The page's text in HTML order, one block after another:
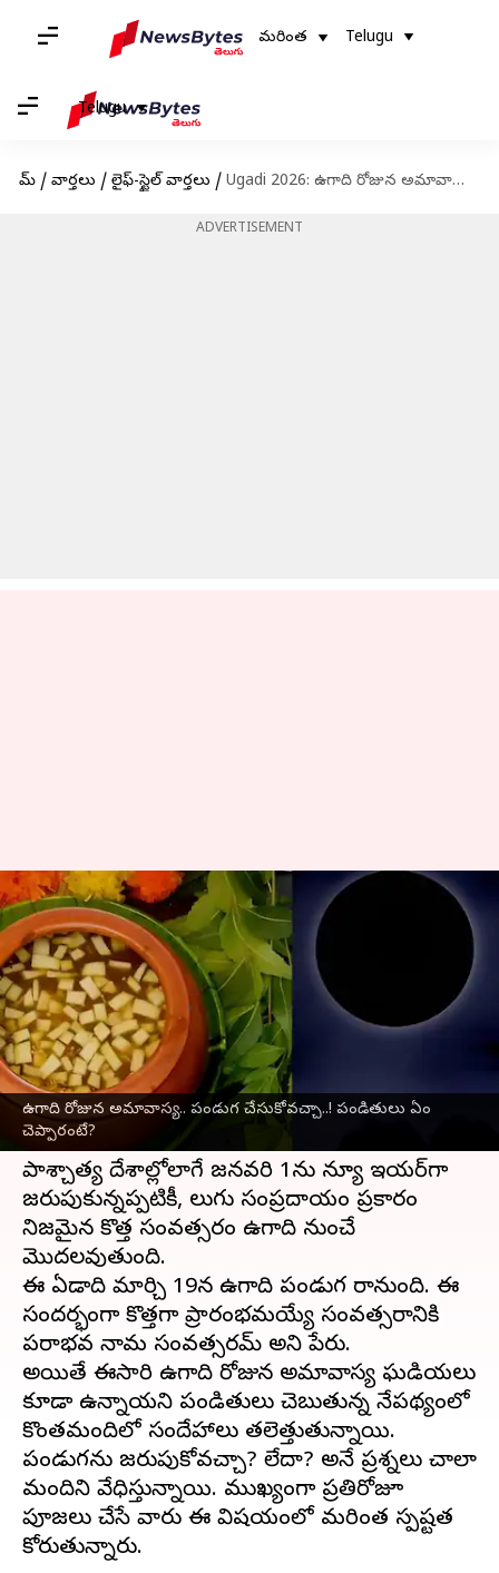
మరింత Telugu
Telugu
హోమ్ / వార్తలు / లైఫ్-స్టైల్ వార్తలు / Ugadi 2026: ఉగాది రోజున అమావాస్య.. పండుగ చేసుకోవచ్చా..! పండితులు ఏం చెప్పారంటే?
ADVERTISEMENT
ఉగాది రోజున అమావాస్య.. పండుగ చేసుకోవచ్చా..! పండితులు ఏం
చెప్పారంటే?
Ugadi 2026: ఉగాది రోజున
అమావాస్య.. పండుగ చేసుకోవచ్చా..!
పండితులు ఏం చెప్పారంటే?
వ్రాసిన వారు Jayachandra Akuri Mar 15, 2026 01:42 pm
ఈ వార్తాకథనం ఏంటి
తెలుగు ప్రజలకు కొత్త సంవత్సరం ప్రారంభంఉగాది
పండుగతోనే జరుగుతుంది.
పాశ్చాత్య దేశాల్లోలాగే జనవరి 1ను న్యూ ఇయర్‌గా
జరుపుకున్నప్పటికీ, తెలుగు సంప్రదాయం ప్రకారం
నిజమైన కొత్త సంవత్సరం ఉగాది నుంచే
మొదలవుతుంది.
ఈ ఏడాది మార్చి 19న ఉగాది పండుగ రానుంది. ఈ
సందర్భంగా కొత్తగా ప్రారంభమయ్యే సంవత్సరానికి
పరాభవ నామ సంవత్సరమ్ అని పేరు.
అయితే ఈసారి ఉగాది రోజున అమావాస్య ఘడియలు
కూడా ఉన్నాయని పండితులు చెబుతున్న నేపథ్యంలో
కొంతమందిలో సందేహాలు తలెత్తుతున్నాయి.
పండుగను జరుపుకోవచ్చా? లేదా? అనే ప్రశ్నలు చాలా
మందిని వేధిస్తున్నాయి. ముఖ్యంగా ప్రతిరోజూ
పూజలు చేసే వారు ఈ విషయంలో మరింత స్పష్టత